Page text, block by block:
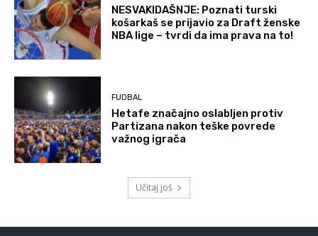
NESVAKIDAŠNJE: Poznati turski
košarkaš se prijavio za Draft ženske
NBA lige – tvrdi da ima prava na to!
FUDBAL
Hetafe značajno oslabljen protiv
Partizana nakon teške povrede
važnog igrača
Učitaj još